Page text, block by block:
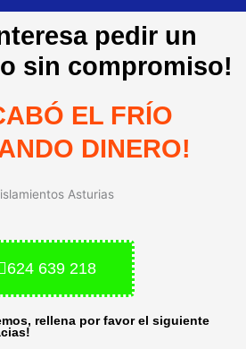
pedir un
sin compromiso!
EL FRÍO
DINERO!
624 639 218
rellena por favor el siguiente